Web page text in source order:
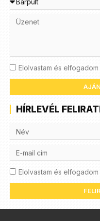
Elolvastam és elfogadom
HÍRLEVÉL
Elolvastam és elfogadom